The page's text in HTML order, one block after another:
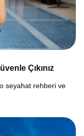
Çıkınız
seyahat rehberi ve